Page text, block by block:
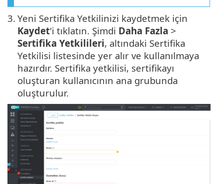
3. Yeni Sertifika Yetkilinizi kaydetmek için
Kaydet'i tıklatın. Şimdi Daha Fazla >
Sertifika Yetkilileri, altındaki Sertifika
Yetkilisi listesinde yer alır ve kullanılmaya
hazırdır. Sertifika yetkilisi, sertifikayı
oluşturan kullanıcının ana grubunda
oluşturulur.